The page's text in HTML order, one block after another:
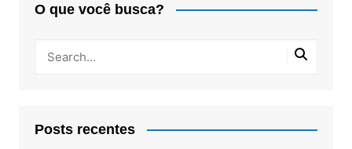
O que você busca?
Posts recentes